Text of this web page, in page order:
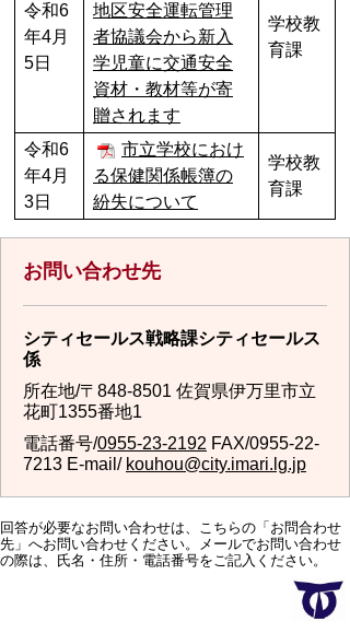
令和6
年4月
5日
地区安全運転管理
者協議会から新入
学児童に交通安全
資材・教材等が寄
贈されます
学校教
育課
令和6
年4月
3日
市立学校におけ
る保健関係帳簿の
紛失について
学校教
育課
お問い合わせ先
シティセールス戦略課シティセールス
係
所在地/〒848-8501 佐賀県伊万里市立
花町1355番地1
電話番号/0955-23-2192 FAX/0955-22-
7213 E-mail/ kouhou@city.imari.lg.jp
回答が必要なお問い合わせは、こちらの「お問合わせ
先」へお問い合わせください。メールでお問い合わせ
の際は、氏名・住所・電話番号をご記入ください。